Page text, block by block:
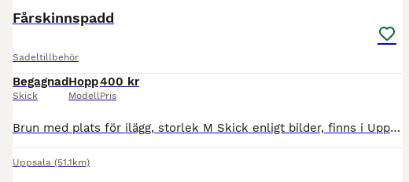
Fårskinnspadd
Sadeltillbehör
Begagnad
Skick
Hopp
Modell
400 kr
Pris
Brun med plats för ilägg, storlek M Skick enligt bilder, finns i Uppsala för upphämtning eller skickas med PostNord mot fraktkostnad🤎
Uppsala (51.1km)